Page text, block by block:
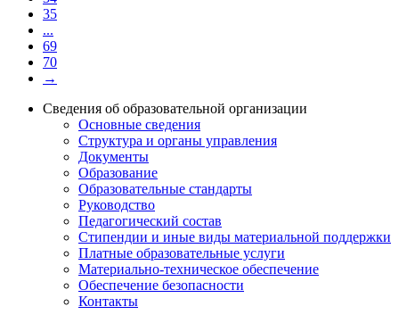
35
...
69
70
→
Сведения об образовательной организации
Основные сведения
Структура и органы управления
Документы
Образование
Образовательные стандарты
Руководство
Педагогический состав
Стипендии и иные виды материальной поддержки
Платные образовательные услуги
Материально-техническое обеспечение
Обеспечение безопасности
Контакты